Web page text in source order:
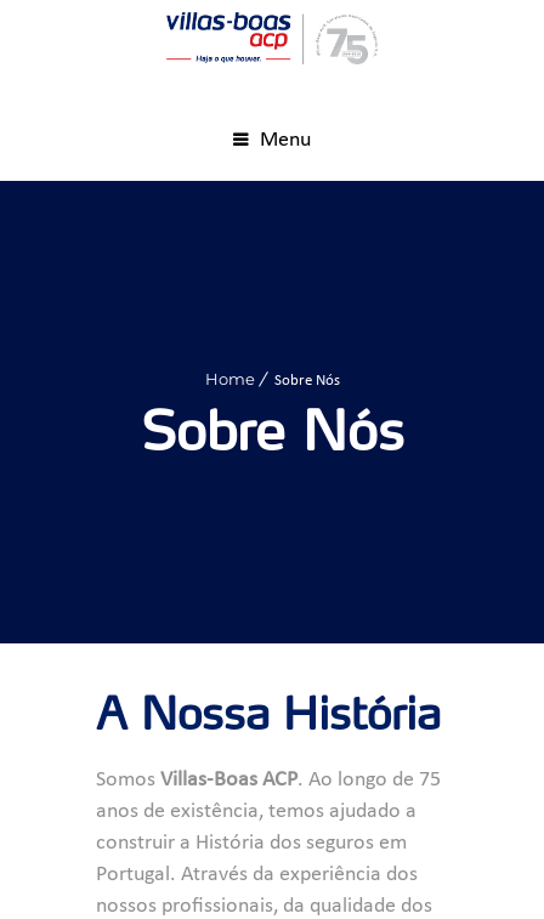
Menu
Home Sobre Nós
Sobre Nós
A Nossa História
Somos Villas-Boas ACP. Ao longo de 75
anos de existência, temos ajudado a
construir a História dos seguros em
Portugal. Através da experiência dos
nossos profissionais, da qualidade dos